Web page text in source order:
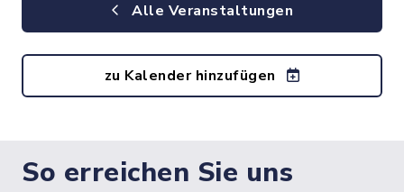
Alle Veranstaltungen
zu Kalender hinzufügen
So erreichen Sie uns